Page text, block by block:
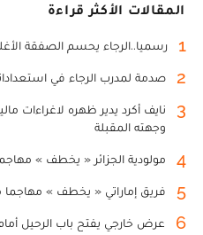
المقالات الأكثر قراءة
1 رسميا..الرجاء يحسم الصفقة
2 صدمة لمدرب الرجاء في
3
نايف أكرد يدير ظهره لاغراءات
وجهته المقبلة
4 مولودية الجزائر « يخطف »
5 فريق إماراتي « يخطف » مهاجما
6 عرض خارجي يفتح باب الرحيل